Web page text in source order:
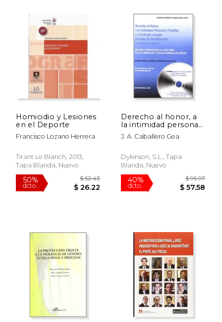
Homicidio y Lesiones
en el Deporte
Francisco Lozano Herrera
Tirant Lo Blanch, 2013,
Tapa Blanda, Nuevo
Derecho al honor, a
la intimidad personal
y familiar y a la propia
imagen
J. A. Caballero Gea
Dykinson, S.L., Tapa
Blanda, Nuevo